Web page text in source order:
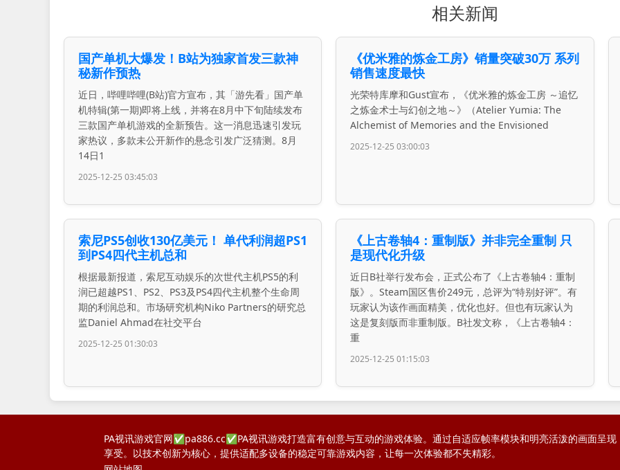
相关新闻
国产单机大爆发！B站为独家首发三款神
秘新作预热
近日，哔哩哔哩(B站)官方宣布，其「游先看」国产单
机特辑(第一期)即将上线，并将在8月中下旬陆续发布
三款国产单机游戏的全新预告。这一消息迅速引发玩
家热议，多款未公开新作的悬念引发广泛猜测。8月
14日1
2025-12-25 03:45:03
《优米雅的炼金工房》销量突破30万 系列
销售速度最快
光荣特库摩和Gust宣布，《优米雅的炼金工房 ～追忆
之炼金术士与幻创之地～》（Atelier Yumia: The
Alchemist of Memories and the Envisioned
2025-12-25 03:00:03
索尼PS5创收130亿美元！ 单代利润超PS1
到PS4四代主机总和
根据最新报道，索尼互动娱乐的次世代主机PS5的利
润已超越PS1、PS2、PS3及PS4四代主机整个生命周
期的利润总和。市场研究机构Niko Partners的研究总
监Daniel Ahmad在社交平台
2025-12-25 01:30:03
《上古卷轴4：重制版》并非完全重制 只
是现代化升级
近日B社举行发布会，正式公布了《上古卷轴4：重制
版》。Steam国区售价249元，总评为“特别好评”。有
玩家认为该作画面精美，优化也好。但也有玩家认为
这是复刻版而非重制版。B社发文称，《上古卷轴4：
重
2025-12-25 01:15:03
PA视讯游戏官网✅pa886.cc✅PA视讯游戏打造富有创意与互动的游戏体验。通过自适应帧率模块和明亮活泼的画面呈
享受。以技术创新为核心，提供适配多设备的稳定可靠游戏内容，让每一次体验都不失精彩。